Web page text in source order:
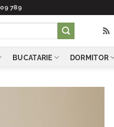
789
BUCATARIE DORMITOR